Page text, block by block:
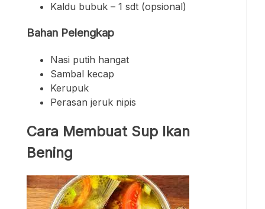
Kaldu bubuk – 1 sdt (opsional)
Bahan Pelengkap
Nasi putih hangat
Sambal kecap
Kerupuk
Perasan jeruk nipis
Cara Membuat Sup Ikan
Bening